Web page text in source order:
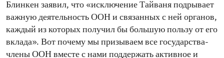
Блинкен заявил, что «исключение Тайваня подрывает
важную деятельность ООН и связанных с ней органов,
каждый из которых получил бы большую пользу от его
вклада». Вот почему мы призываем все государства-
члены ООН вместе с нами поддержать активное и